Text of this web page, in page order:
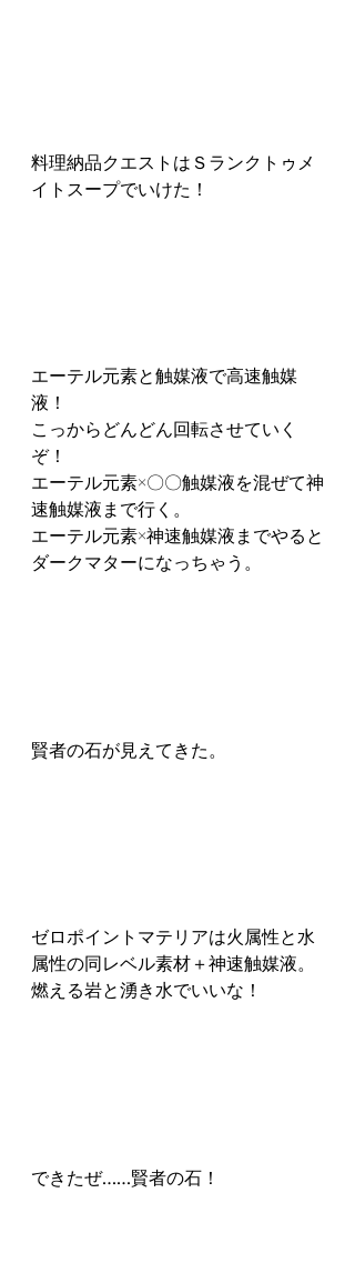
料理納品クエストはＳランクトゥメ
イトスープでいけた！
エーテル元素と触媒液で高速触媒
液！
こっからどんどん回転させていく
ぞ！
エーテル元素×〇〇触媒液を混ぜて神
速触媒液まで行く。
エーテル元素×神速触媒液までやると
ダークマターになっちゃう。
賢者の石が見えてきた。
ゼロポイントマテリアは火属性と水
属性の同レベル素材＋神速触媒液。
燃える岩と湧き水でいいな！
できたぜ……賢者の石！